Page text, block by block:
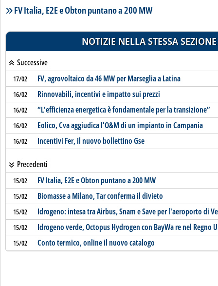
Lista notizie correlate
FV Italia, E2E e Obton puntano a 200 MW
NOTIZIE NELLA STESSA SEZIONE
Successive
17/02 FV, agrovoltaico da 46 MW per Marseglia a Latina
16/02 Rinnovabili, incentivi e impatto sui prezzi
16/02 “L'efficienza energetica è fondamentale per la transizione”
16/02 Eolico, Cva aggiudica l'O&M di un impianto in Campania
16/02 Incentivi Fer, il nuovo bollettino Gse
Precedenti
15/02 FV Italia, E2E e Obton puntano a 200 MW
15/02 Biomasse a Milano, Tar conferma il divieto
15/02 Idrogeno: intesa tra Airbus, Snam e Save per l'aeroporto di
15/02 Idrogeno verde, Octopus Hydrogen con BayWa re nel Regno
15/02 Conto termico, online il nuovo catalogo